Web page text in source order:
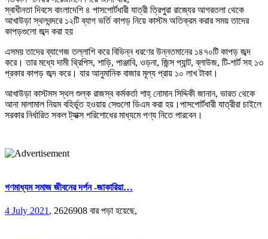
স্বাধীনতা দিবসে বাংলাদেশি ৪ পাসপোর্টধারী যাত্রী ত্রিপুরা রাজ্যের আগরতলা থেকে
আখাউড়া স্থলবন্দরে ১২টি ব্যাগ ভর্তি কাপড় নিয়ে কাস্টম অতিক্রম করার সময় তাদের
কাপড়গুলো জব্দ করা হয়
এসময় তাদের ব্যাগেজ তল্লাশি করে বিভিন্ন ধরণের উন্নতমানের ১৪৭০টি কাপড় জব্দ
করে। তার মধ্যে দামী থ্রিপিস, শাড়ি, পাঞ্জাবি, ওড়না, জিন্স প্যান্ট, ব্লাউজ, টি-শার্ট সহ ১৩
প্রকার কাপড় জব্দ করে। যার আনুমানিক বাজার মূল্য প্রায় ১০ লাখ টাকা।
আখাউড়া কাস্টমস স্থল শুল্ক রাজস্ব কর্মকর্তা শাহ্ নোমান সিদ্দিকী জানান, ভারত থেকে
আনা মালামাল নিয়ম বহির্ভূত হওয়ায় সেগুলো ডিএম করা হয়।পাসপোর্টধারী যাত্রীরা চাইলে
সরকার নির্ধারিত সকল ট্যাক্স পরিশোধের মাধ্যমে পণ্য নিতে পারবেন।
গণমাধ্যম সমাজ জীবনের দর্পন -জাকারিয়া…
4 July 2021 , 2626908 বার পড়া হয়েছে,